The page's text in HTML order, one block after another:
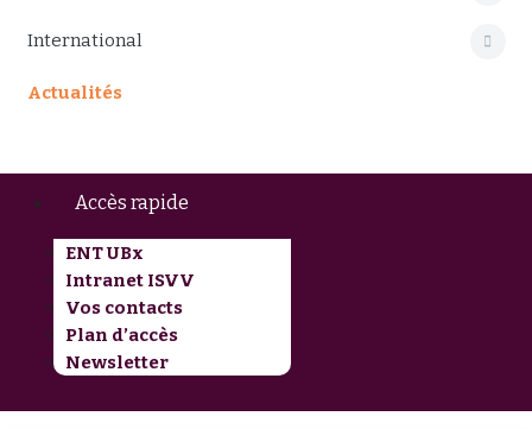
International
Actualités
Accès rapide
ENT UBx
Intranet ISVV
Vos contacts
Plan d’accès
Newsletter